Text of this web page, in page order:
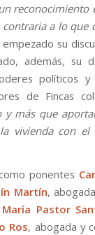
a lo que
empezado su
además, su
políticos
de Fincas
más que
vivienda con el
ponentes
Martín,
María Pastor
Ros, abogada y